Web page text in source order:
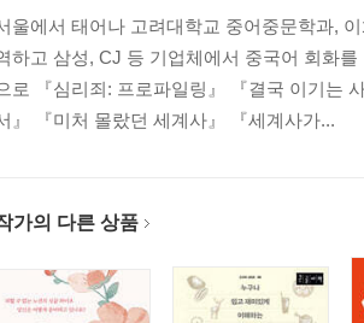
울에서 태어나 고려대학교 중어중문학과,
하고 삼성, CJ 등 기업체에서 중국어 회화
로 『심리죄: 프로파일링』 『결국 이기는
』 『미처 몰랐던 세계사』 『세계사가...
가의 다른 상품